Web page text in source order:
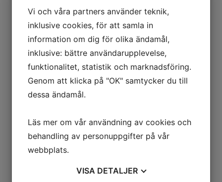
Flyttstädning
Storstädning
Fönsterputs
Bygg/renoveringsstäd
Övrigt, beskriv i meddelande
Typ av bostad
Vi och våra partners använder teknik,
inklusive cookies, för att samla in
information om dig för olika ändamål,
inklusive: bättre användarupplevelse,
funktionalitet, statistik och marknadsföring.
Genom att klicka på "OK" samtycker du till
dessa ändamål.
Läs mer om vår användning av cookies och
behandling av personuppgifter på vår
webbplats.
VISA DETALJER